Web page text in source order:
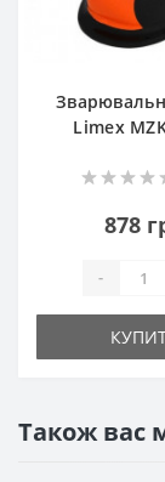
Limex
878
-
Також вас